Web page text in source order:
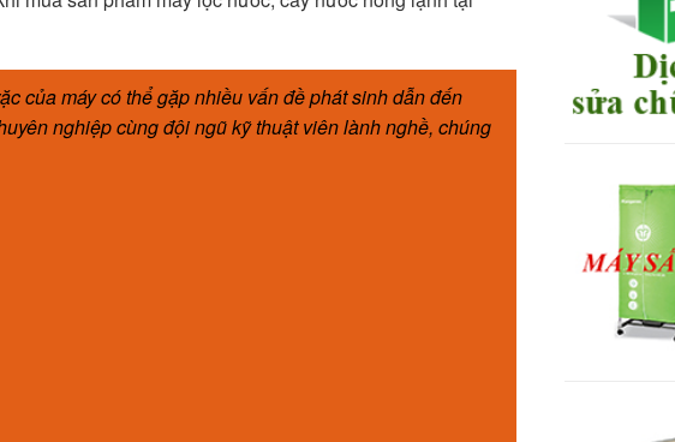
của máy có thể gặp nhiều vấn đề phát sinh dẫn đến
nghiệp cùng đội ngũ kỹ thuật viên lành nghề, chúng